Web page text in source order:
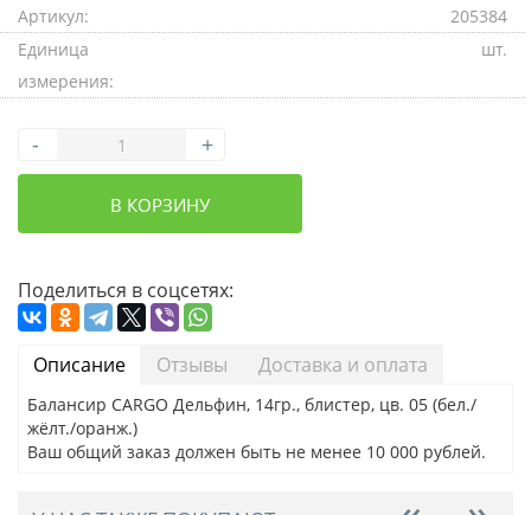
Артикул:
205384
Единица
измерения:
шт.
- +
В КОРЗИНУ
Поделиться в соцсетях:
Описание Отзывы Доставка и оплата
Балансир CARGO Дельфин, 14гр., блистер, цв. 05 (бел./
жёлт./оранж.)
Ваш общий заказ должен быть не менее 10 000 рублей.